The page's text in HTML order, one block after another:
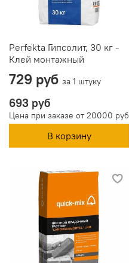
Perfekta Гипсолит, 30 кг -
Клей монтажный
729 руб за 1 штуку
693 руб
Цена при заказе от 20000 руб
В корзину